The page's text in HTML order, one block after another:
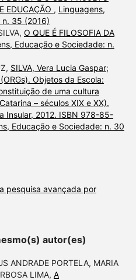
EDUCAÇÃO , Linguagens,
n. 35 (2016)
O QUE É FILOSOFIA DA
Educação e Sociedade: n.
SILVA, Vera Lucia Gaspar;
Objetos da Escola:
de uma cultura
– séculos XIX e XX).
Insular, 2012. ISBN 978-85-
Educação e Sociedade: n. 30
pesquisa avançada por
autor(es)
ANDRADE PORTELA, MARIA
LIMA, A